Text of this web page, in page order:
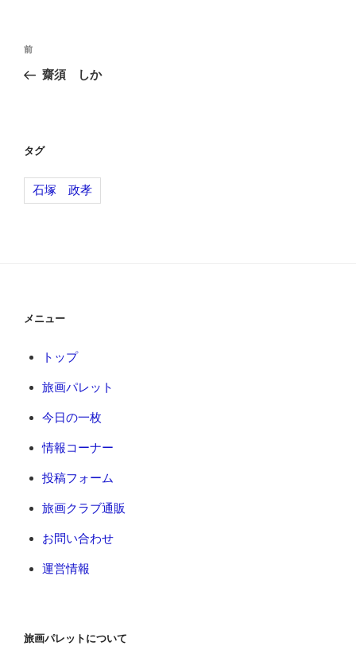
投
ナ
ー
シ
ョ
前
の
前
齋須 しか
タグ
石塚 政孝
メニュー
トップ
旅画パレット
今日の一枚
情報コーナー
投稿フォーム
旅画クラブ通販
お問い合わせ
運営情報
旅画パレットについて